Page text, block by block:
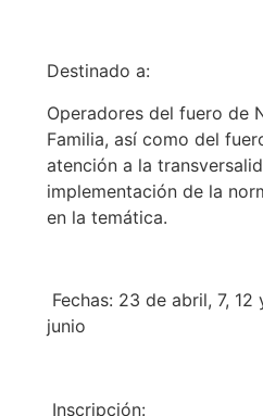
Destinado a:
Operadores del fuero de
Familia, así como del
atención a la
implementación de la
en la temática.
Fechas: 23 de abril, 7,
junio
Inscripción: